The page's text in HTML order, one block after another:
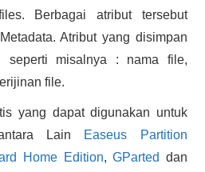
Berbagai atribut tersebut
Atribut yang disimpan
seperti misalnya : nama file,
file.
yang dapat digunakan untuk
Lain Easeus Partition
Home Edition,GParted dan